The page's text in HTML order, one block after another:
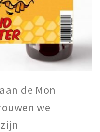
de Mon
we